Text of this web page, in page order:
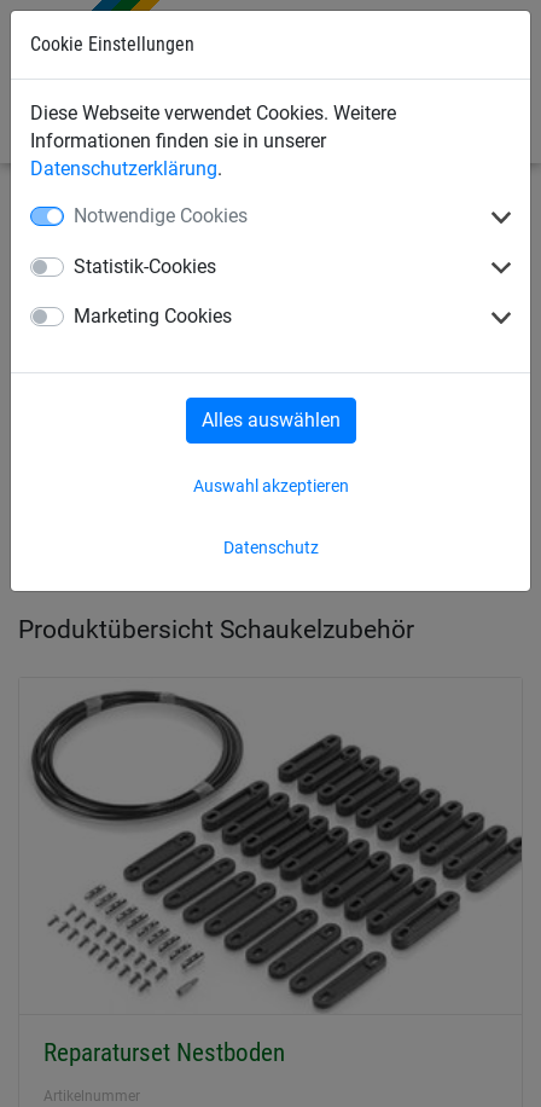
Cookie Einstellungen
Diese Webseite verwendet Cookies. Weitere
Informationen finden sie in unserer
Datenschutzerklärung.
Notwendige Cookies
Statistik-Cookies
Marketing Cookies
Datenschutz
Auswahl akzeptieren
Alles auswählen
Seilspielgeräte Schaukelzubehör
Reparatursets
Schaukelzubehör
Produktübersicht Schaukelzubehör
Reparaturset Nestboden
Artikelnummer